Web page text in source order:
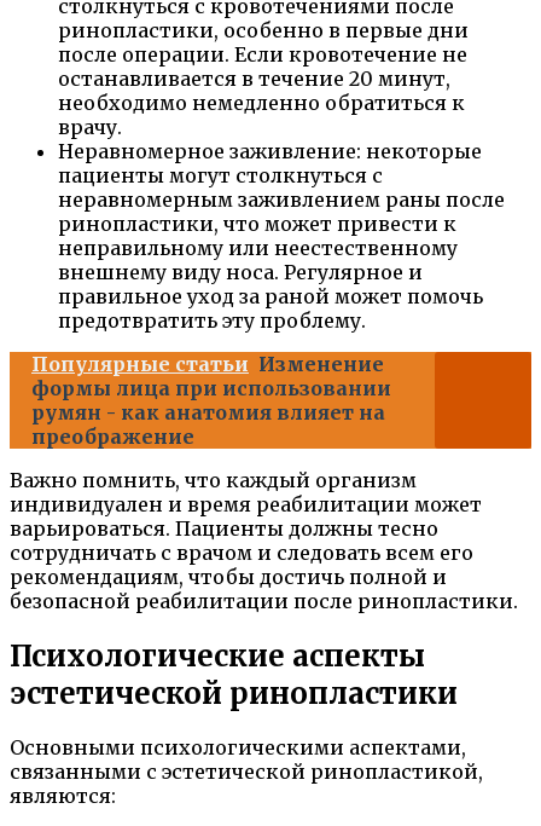
столкнуться с кровотечениями после
ринопластики, особенно в первые дни
после операции. Если кровотечение не
останавливается в течение 20 минут,
необходимо немедленно обратиться к
врачу.
Неравномерное заживление: некоторые
пациенты могут столкнуться с
неравномерным заживлением раны после
ринопластики, что может привести к
неправильному или неестественному
внешнему виду носа. Регулярное и
правильное уход за раной может помочь
предотвратить эту проблему.
Популярные статьи Изменение
формы лица при использовании
румян - как анатомия влияет на
преображение
Важно помнить, что каждый организм
индивидуален и время реабилитации может
варьироваться. Пациенты должны тесно
сотрудничать с врачом и следовать всем его
рекомендациям, чтобы достичь полной и
безопасной реабилитации после ринопластики.
Психологические аспекты
эстетической ринопластики
Основными психологическими аспектами,
связанными с эстетической ринопластикой,
являются: